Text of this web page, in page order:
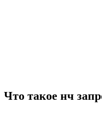
Что такое нч